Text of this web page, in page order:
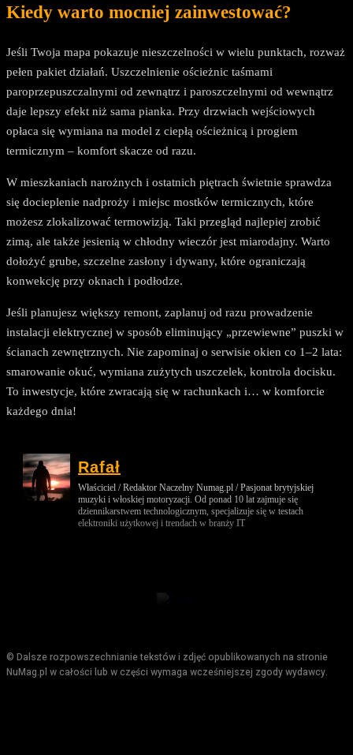
Kiedy warto mocniej zainwestować?
Jeśli Twoja mapa pokazuje nieszczelności w wielu punktach, rozważ
pełen pakiet działań. Uszczelnienie ościeżnic taśmami
paroprzepuszczalnymi od zewnątrz i paroszczelnymi od wewnątrz
daje lepszy efekt niż sama pianka. Przy drzwiach wejściowych
opłaca się wymiana na model z ciepłą ościeżnicą i progiem
termicznym – komfort skacze od razu.
W mieszkaniach narożnych i ostatnich piętrach świetnie sprawdza
się docieplenie nadproży i miejsc mostków termicznych, które
możesz zlokalizować termowizją. Taki przegląd najlepiej zrobić
zimą, ale także jesienią w chłodny wieczór jest miarodajny. Warto
dołożyć grube, szczelne zasłony i dywany, które ograniczają
konwekcję przy oknach i podłodze.
Jeśli planujesz większy remont, zaplanuj od razu prowadzenie
instalacji elektrycznej w sposób eliminujący „przewiewne” puszki w
ścianach zewnętrznych. Nie zapominaj o serwisie okien co 1–2 lata:
smarowanie okuć, wymiana zużytych uszczelek, kontrola docisku.
To inwestycje, które zwracają się w rachunkach i… w komforcie
każdego dnia!
Rafał
Właściciel / Redaktor Naczelny Numag.pl / Pasjonat brytyjskiej
muzyki i włoskiej motoryzacji. Od ponad 10 lat zajmuje się
dziennikarstwem technologicznym, specjalizuje się w testach
elektroniki użytkowej i trendach w branży IT
© Dalsze rozpowszechnianie tekstów i zdjęć opublikowanych na stronie
NuMag.pl w całości lub w części wymaga wcześniejszej zgody wydawcy.